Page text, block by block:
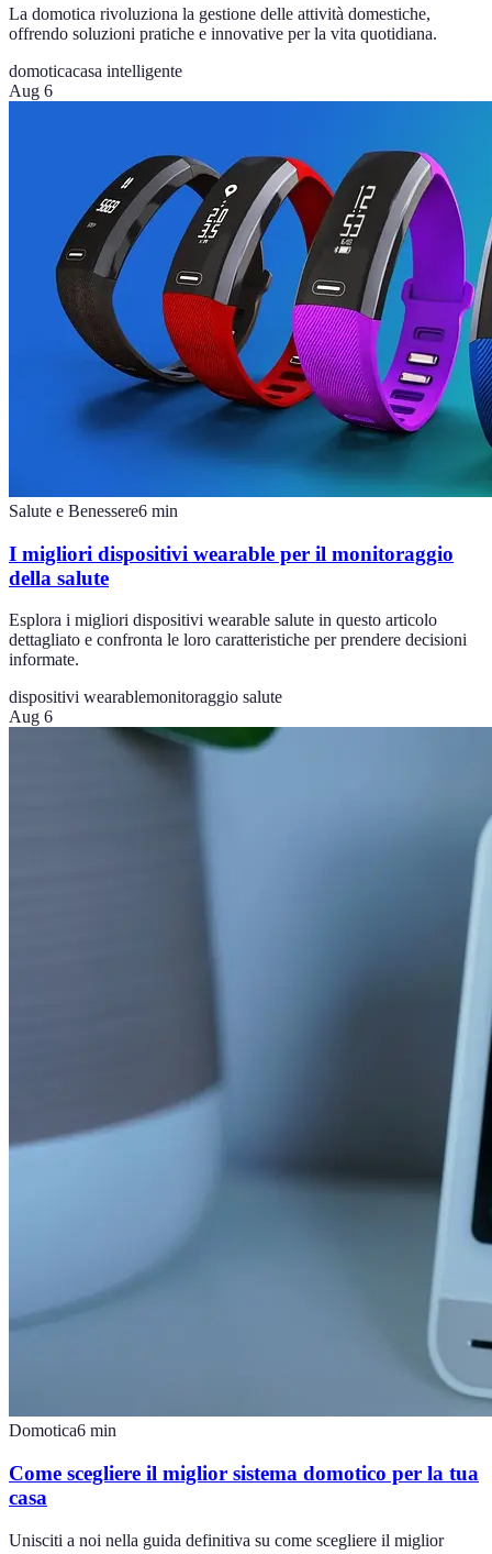
La domotica rivoluziona la gestione delle attività domestiche,
offrendo soluzioni pratiche e innovative per la vita quotidiana.
domoticacasa intelligente
Aug 6
Salute e Benessere6 min
I migliori dispositivi wearable per il monitoraggio
della salute
Esplora i migliori dispositivi wearable salute in questo articolo
dettagliato e confronta le loro caratteristiche per prendere decisioni
informate.
dispositivi wearablemonitoraggio salute
Aug 6
Domotica6 min
Come scegliere il miglior sistema domotico per la tua
casa
Unisciti a noi nella guida definitiva su come scegliere il miglior